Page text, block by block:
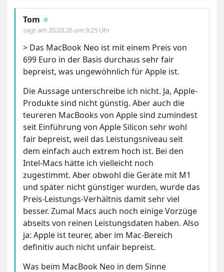
Tom 🔅
sagt am20.03.26 um 9:25 Uhr
> Das MacBook Neo ist mit einem Preis von
699 Euro in der Basis durchaus sehr fair
bepreist, was ungewöhnlich für Apple ist.
Die Aussage unterschreibe ich nicht. Ja, Apple-
Produkte sind nicht günstig. Aber auch die
teureren MacBooks von Apple sind zumindest
seit Einführung von Apple Silicon sehr wohl
fair bepreist, weil das Leistungsniveau seit
dem einfach auch extrem hoch ist. Bei den
Intel-Macs hätte ich vielleicht noch
zugestimmt. Aber obwohl die Geräte mit M1
und später nicht günstiger wurden, wurde das
Preis-Leistungs-Verhältnis damit sehr viel
besser. Zumal Macs auch noch einige Vorzüge
abseits von reinen Leistungsdaten haben. Also
ja: Apple ist teurer, aber im Mac-Bereich
definitiv auch nicht unfair bepreist.
Was beim MacBook Neo in dem Sinne